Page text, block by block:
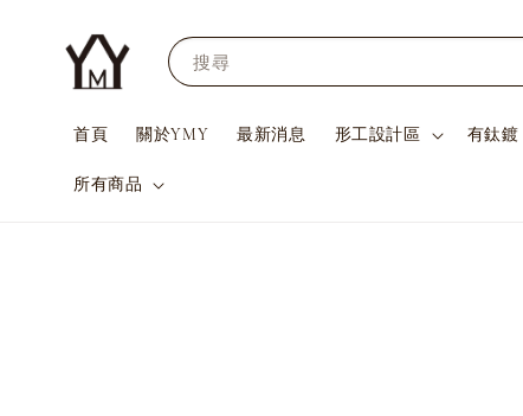
搜尋
首頁 關於YMY 最新消息 形工設計區 有鈦鍍
所有商品